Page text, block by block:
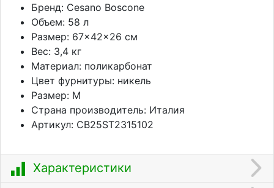
Бренд: Cesano Boscone
Объем: 58 л
Размер: 67×42×26 см
Вес: 3,4 кг
Материал: поликарбонат
Цвет фурнитуры: никель
Размер: M
Страна производитель: Италия
Артикул: CB25ST2315102
Характеристики